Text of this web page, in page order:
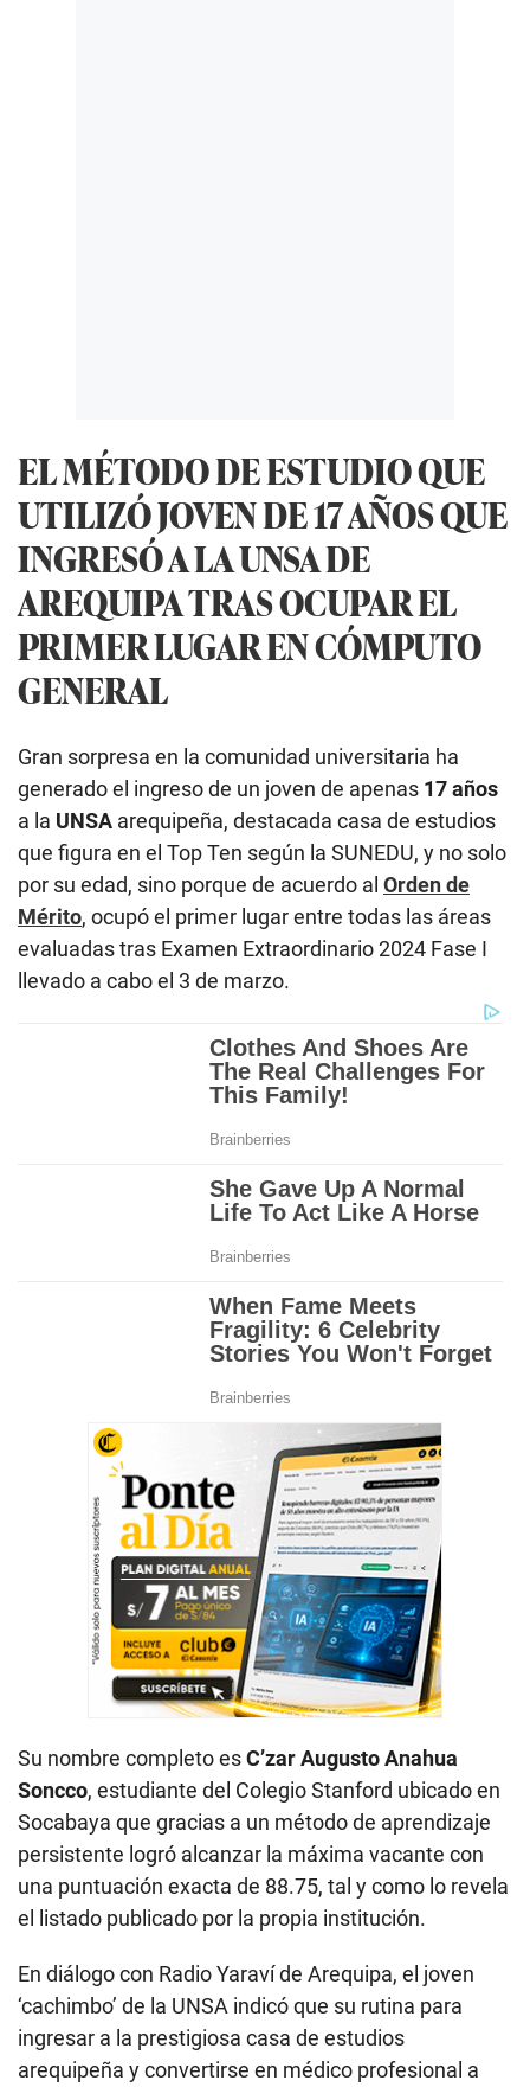
EL MÉTODO DE ESTUDIO QUE
UTILIZÓ JOVEN DE 17 AÑOS QUE
INGRESÓ A LA UNSA DE
AREQUIPA TRAS OCUPAR EL
PRIMER LUGAR EN CÓMPUTO
GENERAL
Gran sorpresa en la comunidad universitaria ha
generado el ingreso de un joven de apenas 17 años
a la UNSA arequipeña, destacada casa de estudios
que figura en el Top Ten según la SUNEDU, y no solo
por su edad, sino porque de acuerdo al Orden de
Mérito, ocupó el primer lugar entre todas las áreas
evaluadas tras Examen Extraordinario 2024 Fase I
llevado a cabo el 3 de marzo.
Su nombre completo esC’zar Augusto Anahua
Soncco, estudiante del Colegio Stanford ubicado en
Socabaya que gracias a un método de aprendizaje
persistente logró alcanzar la máxima vacante con
una puntuación exacta de 88.75, tal y como lo revela
el listado publicado por la propia institución.
En diálogo con Radio Yaraví de Arequipa, el joven
‘cachimbo’ de la UNSA indicó que su rutina para
ingresar a la prestigiosa casa de estudios
arequipeña y convertirse en médico profesional a